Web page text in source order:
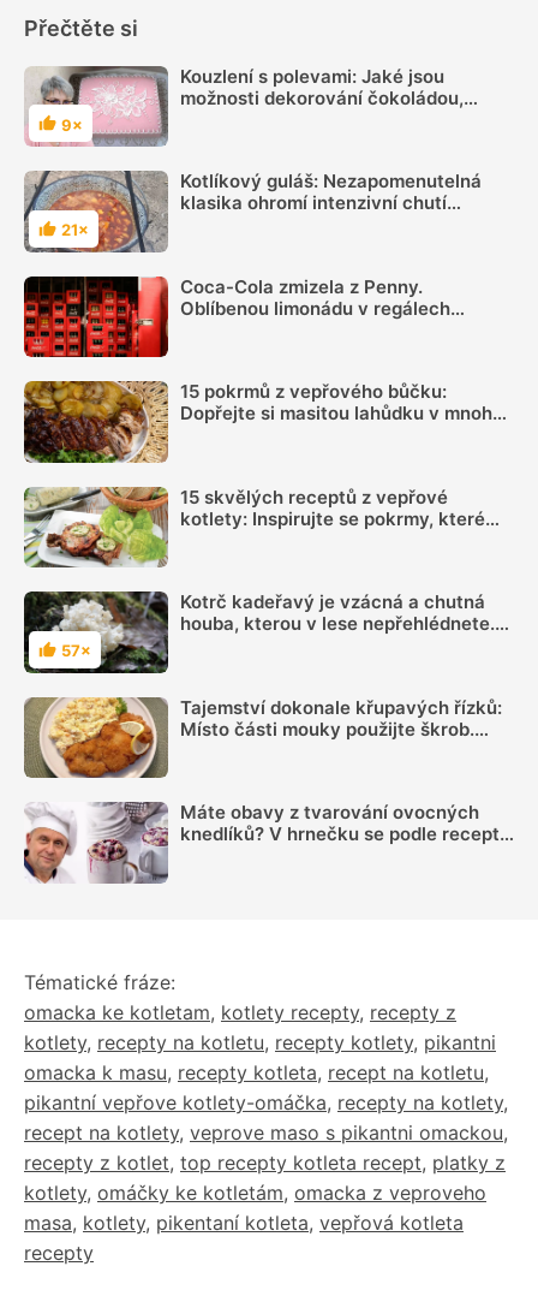
Přečtěte si
Hodnocení
9×
Kouzlení s polevami: Jaké jsou
možnosti dekorování čokoládou,
Hodnocení
21×
Kotlíkový guláš: Nezapomenutelná
klasika ohromí intenzivní chutí
Coca-Cola zmizela z Penny.
Oblíbenou limonádu v regálech
15 pokrmů z vepřového bůčku:
Dopřejte si masitou lahůdku v mnoha
15 skvělých receptů z vepřové
kotlety: Inspirujte se pokrmy, které
Hodnocení
57×
Kotrč kadeřavý je vzácná a chutná
houba, kterou v lese nepřehlédnete.
Tajemství dokonale křupavých řízků:
Místo části mouky použijte škrob.
Máte obavy z tvarování ovocných
knedlíků? V hrnečku se podle receptu
Tématické fráze:
omacka ke kotletam, kotlety recepty, recepty z
kotlety, recepty na kotletu, recepty kotlety, pikantni
omacka k masu, recepty kotleta, recept na kotletu,
pikantní vepřove kotlety-omáčka, recepty na kotlety,
recept na kotlety, veprove maso s pikantni omackou,
recepty z kotlet, top recepty kotleta recept, platky z
kotlety, omáčky ke kotletám, omacka z veproveho
masa, kotlety, pikentaní kotleta, vepřová kotleta
recepty